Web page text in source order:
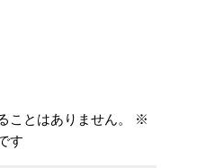
ことはありません。
※
す